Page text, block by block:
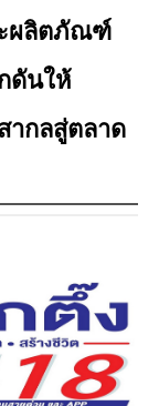
ผลิตภัณฑ์
ดันให้
ากลสู่ตลาด